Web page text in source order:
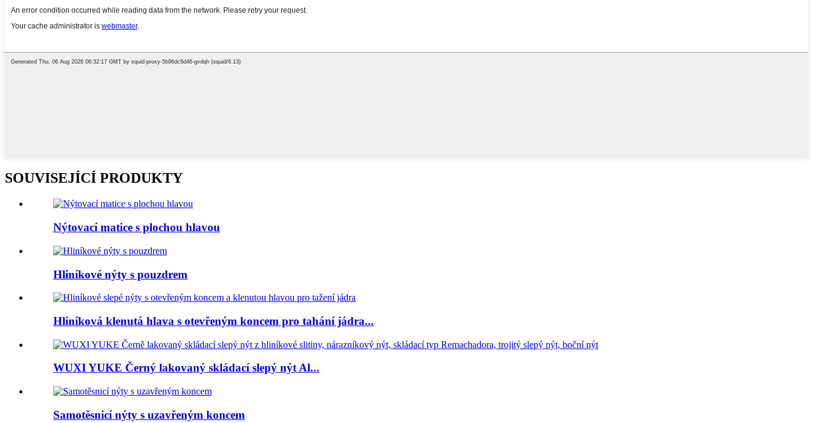
SOUVISEJÍCÍ PRODUKTY
Nýtovací matice s plochou hlavou
Hliníkové nýty s pouzdrem
Hliníková klenutá hlava s otevřeným koncem pro tahání jádra...
WUXI YUKE Černý lakovaný skládací slepý nýt Al...
Samotěsnicí nýty s uzavřeným koncem